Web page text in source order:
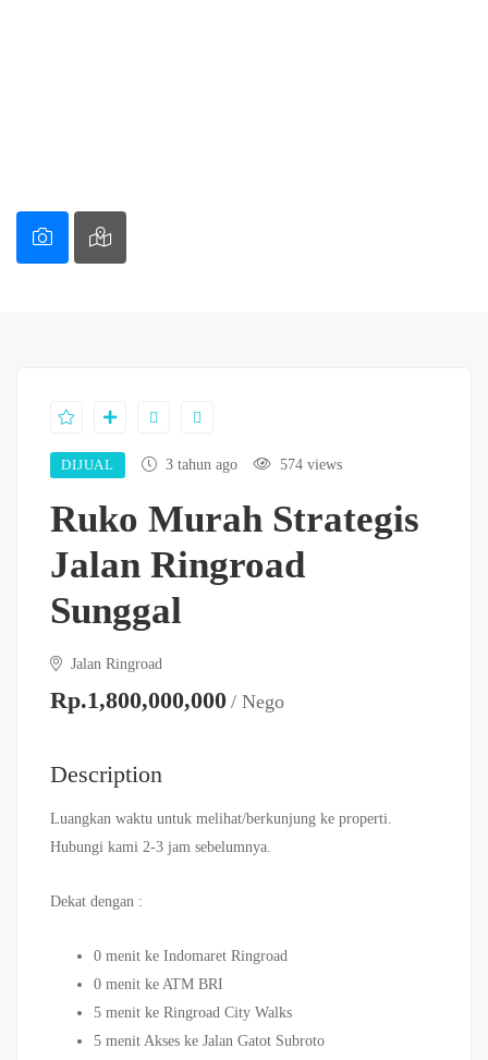
DIJUAL 3 tahun ago 574 views
Ruko Murah Strategis
Jalan Ringroad
Sunggal
Jalan Ringroad
Rp.1,800,000,000 / Nego
Description
Luangkan waktu untuk melihat/berkunjung ke properti.
Hubungi kami 2-3 jam sebelumnya.
Dekat dengan :
0 menit ke Indomaret Ringroad
0 menit ke ATM BRI
5 menit ke Ringroad City Walks
5 menit Akses ke Jalan Gatot Subroto